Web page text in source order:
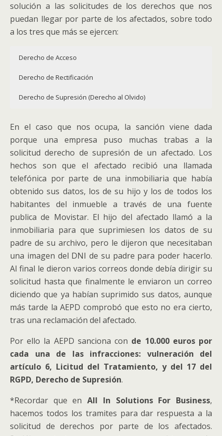
solución a las solicitudes de los derechos que nos
puedan llegar por parte de los afectados, sobre todo
a los tres que más se ejercen:
Derecho de Acceso
Derecho de Rectificación
Derecho de Supresión (Derecho al Olvido)
tratamiento confirmación de si se están tratando o no datos
personales que le conciernen.
Si se estuviesen tratando sus datos personales, tiene
derecho a que el responsable le facilite lo siguiente:
los fines del tratamiento;
las categorías de datos personales de que se trate;
los destinatarios o las categorías de destinatarios a
los que se comunicaron o serán comunicados los
datos personales, en particular destinatarios en
terceros u organizaciones internacionales;
de ser posible, el plazo previsto de conservación de
los datos personales o, de no ser posible, los
criterios utilizados para determinar este plazo;
la existencia del derecho a solicitar del responsable
limitación del tratamiento de datos personales
relativos al interesado, o a oponerse a dicho
tratamiento;
el derecho a presentar una reclamación ante una
cuando los datos personales no se hayan obtenido
del interesado, cualquier información disponible
derecho a obtener sin dilación indebida del responsable del
tratamiento la rectificación de los datos personales
inexactos que le conciernan.
Teniendo en cuenta los fines del tratamiento, el interesado
tendrá derecho a que se completen los datos personales
que sean incompletos, inclusive mediante una declaración
adicional.
del responsable del tratamiento la supresión de los datos
personales que le conciernan, el cual estará obligado a
suprimir sin dilación indebida los datos personales cuando
concurra alguna de las circunstancias siguientes:
los datos personales ya no sean necesarios en
relación con los fines para los que fueron recogidos
o tratados de otro modo;
el interesado retire el consentimiento en que se
basa el tratamiento de conformidad con el artículo 6,
apartado 1, letra a), o el artículo 9, apartado 2, letra
a), y este no se base en otro fundamento jurídico;
el interesado se oponga al tratamiento con arreglo
al artículo 21, apartado 1, y no prevalezcan otros
motivos legítimos para el tratamiento, o el
interesado se oponga al tratamiento con arreglo al
los datos personales hayan sido tratados
ilícitamente;
los datos personales deban suprimirse para el
cumplimiento de una obligación legal establecida en
el Derecho de la Unión o de los Estados miembros
que se aplique al responsable del tratamiento;
los datos personales se hayan obtenido en relación
En el caso que nos ocupa, la sanción viene dada
porque una empresa puso muchas trabas a la
solicitud derecho de supresión de un afectado. Los
hechos son que el afectado recibió una llamada
telefónica por parte de una inmobiliaria que había
obtenido sus datos, los de su hijo y los de todos los
habitantes del inmueble a través de una fuente
publica de Movistar. El hijo del afectado llamó a la
inmobiliaria para que suprimiesen los datos de su
padre de su archivo, pero le dijeron que necesitaban
una imagen del DNI de su padre para poder hacerlo.
Al final le dieron varios correos donde debía dirigir su
solicitud hasta que finalmente le enviaron un correo
diciendo que ya habían suprimido sus datos, aunque
más tarde la AEPD comprobó que esto no era cierto,
tras una reclamación del afectado.
Por ello la AEPD sanciona con de 10.000 euros por
cada una de las infracciones: vulneración del
artículo 6, Licitud del Tratamiento, y del 17 del
RGPD, Derecho de Supresión.
*Recordar que enAll In Solutions For Business,
hacemos todos los tramites para dar respuesta a la
solicitud de derechos por parte de los afectados.